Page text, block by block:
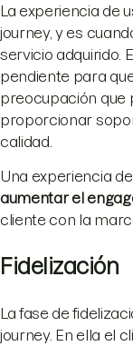
La experiencia de
journey, y es
servicio adquirido.
pendiente para
preocupación que
proporcionar
calidad.
Una experiencia
aumentar el
cliente con la
Fidelización
La fase de
journey. En ella el